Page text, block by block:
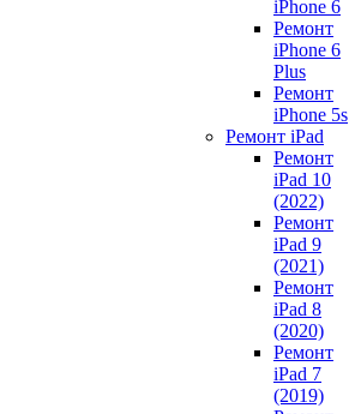
iPhone 6
Ремонт
iPhone 6
Plus
Ремонт
iPhone 5s
Ремонт iPad
Ремонт
iPad 10
(2022)
Ремонт
iPad 9
(2021)
Ремонт
iPad 8
(2020)
Ремонт
iPad 7
(2019)